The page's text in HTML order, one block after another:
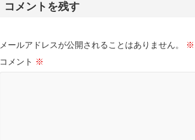
コメントを残す
メールアドレスが公開されることはありません。 ※
コメント ※